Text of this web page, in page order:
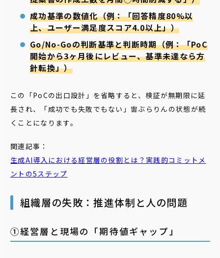
成功基準の数値化（例：「回答精度80%以
上、ユーザー満足度スコア4.0以上」）
Go/No-Goの判断基準と判断時期（例：「PoC
開始から3ヶ月後にレビュー、基準未達なら方
針転換」）
この「PoCの出口設計」を省略すると、検証が無期限に延
長され、「成功でも失敗でもない」宙ぶらりんの状態が続
くことになります。
関連記事：
生成AI導入における経営層の役割とは？実践的コミットメ
ントの5ステップ
組織層の失敗：推進体制と人の問題
➀経営層と現場の「期待値ギャップ」